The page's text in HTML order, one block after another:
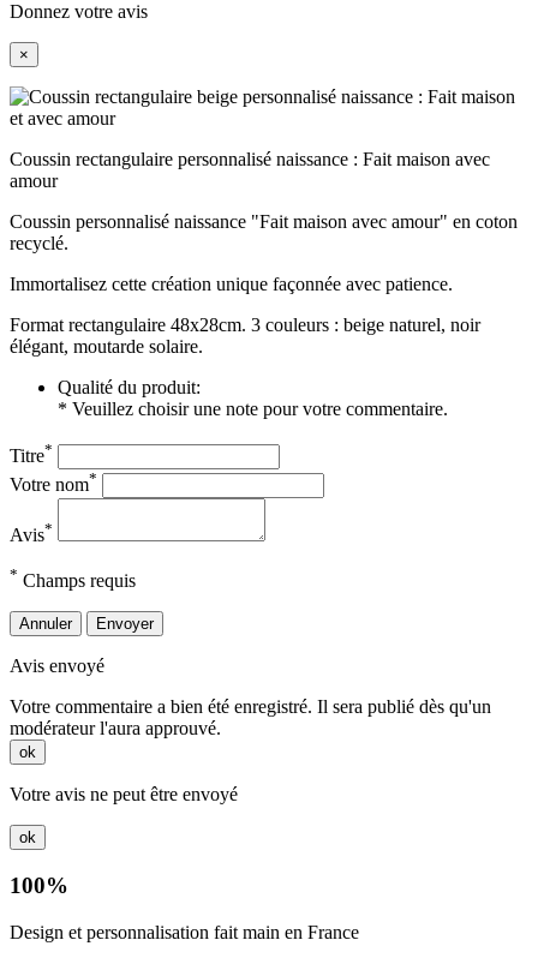
Donnez votre avis
×
Coussin rectangulaire personnalisé naissance : Fait maison avec
amour
Coussin personnalisé naissance "Fait maison avec amour" en coton
recyclé.
Immortalisez cette création unique façonnée avec patience.
Format rectangulaire 48x28cm. 3 couleurs : beige naturel, noir
élégant, moutarde solaire.
Qualité du produit:
* Veuillez choisir une note pour votre commentaire.
Titre*
Votre nom*
Avis*
* Champs requis
Annuler Envoyer
Avis envoyé
Votre commentaire a bien été enregistré. Il sera publié dès qu'un
modérateur l'aura approuvé.
ok
Votre avis ne peut être envoyé
ok
100%
Design et personnalisation fait main en France